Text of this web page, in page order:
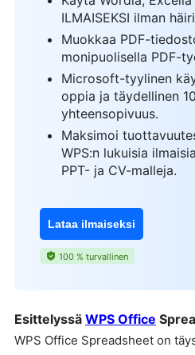
ILMAISEKSI ilman
Muokkaa PDF-
monipuolisella PDF-
Microsoft-tyylinen
oppia ja täydellinen
yhteensopivuus.
Maksimoi
WPS:n lukuisia
PPT- ja CV-malleja.
Lataa ilmaiseksi
100 % turvallinen
Esittelyssä WPS Office
WPS Office Spreadsheet on